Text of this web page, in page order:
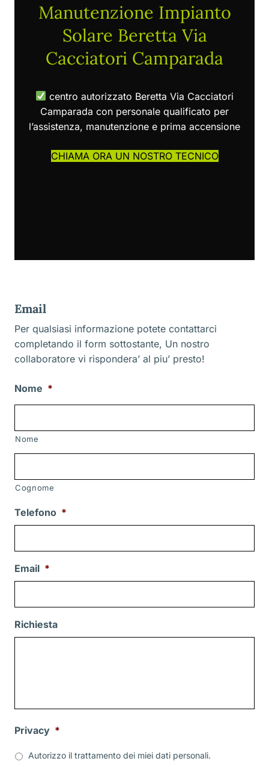
Manutenzione Impianto
Solare Beretta Via
Cacciatori Camparada
centro autorizzato Beretta Via Cacciatori
Camparada con personale qualificato per
l’assistenza, manutenzione e prima accensione
CHIAMA ORA UN NOSTRO TECNICO
Email
Per qualsiasi informazione potete contattarci
completando il form sottostante, Un nostro
collaboratore vi rispondera’ al piu’ presto!
Nome *
Nome
Cognome
Telefono *
Email *
Richiesta
Privacy *
Autorizzo il trattamento dei miei dati personali.